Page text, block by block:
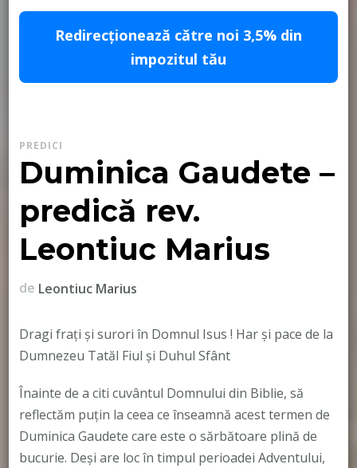
Redirecționează către noi 3,5% din
impozitul tău
PREDICI
Duminica Gaudete –
predică rev.
Leontiuc Marius
de Leontiuc Marius
Dragi frați și surori în Domnul Isus ! Har și pace de la
Dumnezeu Tatăl Fiul și Duhul Sfânt
Înainte de a citi cuvântul Domnului din Biblie, să
reflectăm puțin la ceea ce înseamnă acest termen de
Duminica Gaudete care este o sărbătoare plină de
bucurie. Deși are loc în timpul perioadei Adventului,